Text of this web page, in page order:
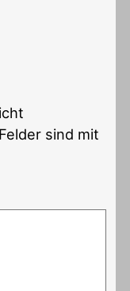
sind mit